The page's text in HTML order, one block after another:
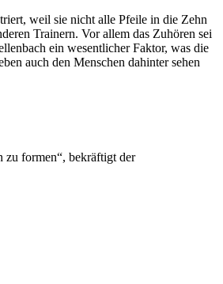
weil sie nicht alle Pfeile in die Zehn
Trainern. Vor allem das Zuhören sei
ein wesentlicher Faktor, was die
auch den Menschen dahinter sehen
zu formen“, bekräftigt der